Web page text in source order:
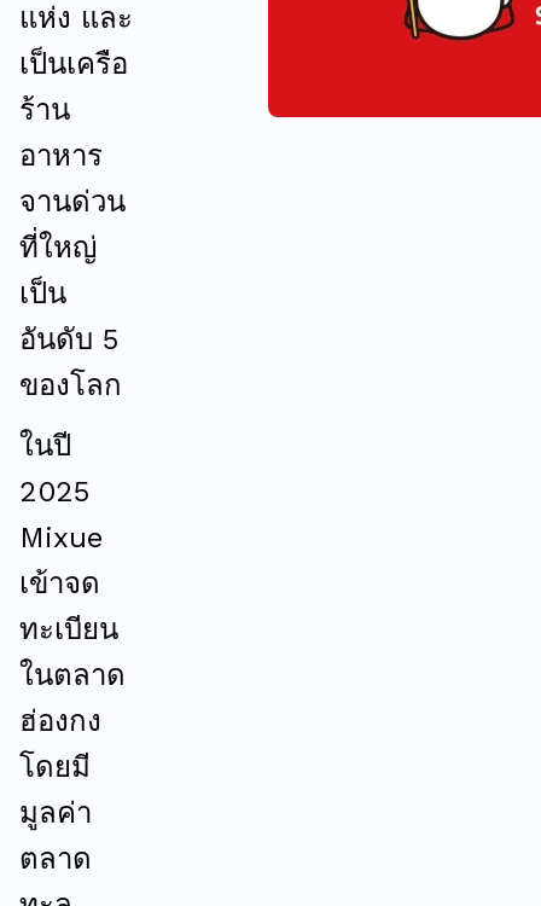
แห่ง และ
เป็นเครือ
ร้าน
อาหาร
จานด่วน
ที่ใหญ่
เป็น
อันดับ 5
ของโลก
ในปี
2025
Mixue
เข้าจด
ทะเบียน
ในตลาด
ฮ่องกง
โดยมี
มูลค่า
ตลาด